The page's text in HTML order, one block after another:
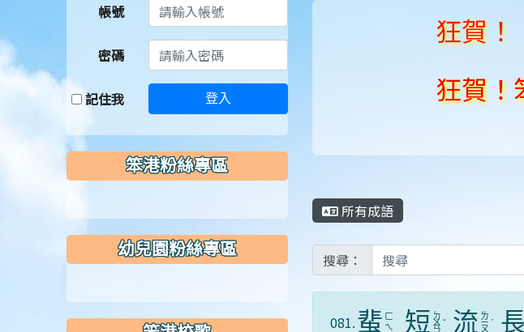
狂賀！《
狂賀！笨
所有成語
搜尋：
081.蜚 ㄈ
ㄟ
短 ㄉ
ㄨ
ㄢ
ˇ 流 ㄌ
ㄧ
ㄡ
ˊ
帳號
密碼
記住我 登入
笨港粉絲專區
幼兒園粉絲專區